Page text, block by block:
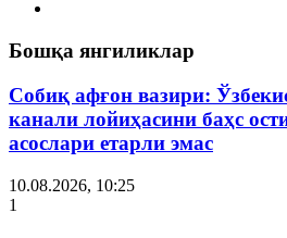
Бошқа янгиликлар
Собиқ афғон вазири:
канали лойиҳасини баҳс
асослари етарли эмас
10.08.2026, 10:25
1